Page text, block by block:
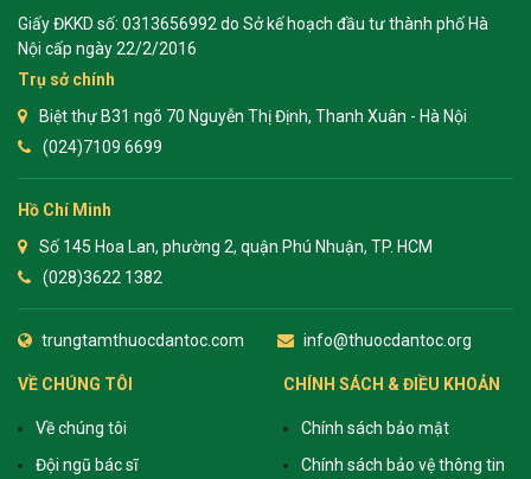
Giấy ĐKKD số: 0313656992 do Sở kế hoạch đầu tư thành phố Hà
Nội cấp ngày 22/2/2016
Trụ sở chính
Biệt thự B31 ngõ 70 Nguyễn Thị Định, Thanh Xuân - Hà Nội
(024)7109 6699
Hồ Chí Minh
Số 145 Hoa Lan, phường 2, quận Phú Nhuận, TP. HCM
(028)3622 1382
trungtamthuocdantoc.com info@thuocdantoc.org
VỀ CHÚNG TÔI
Về chúng tôi
Đội ngũ bác sĩ
CHÍNH SÁCH & ĐIỀU KHOẢN
Chính sách bảo mật
Chính sách bảo vệ thông tin